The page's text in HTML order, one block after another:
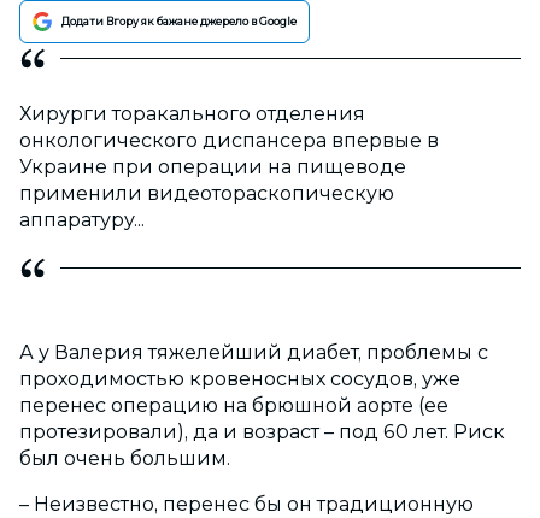
Додати Вгору як бажане джерело в Google
Хирурги торакального отделения
онкологического диспансера впервые в
Украине при операции на пищеводе
применили видеотораскопическую
аппаратуру...
А у Валерия тяжелейший диабет, проблемы с
проходимостью кровеносных сосудов, уже
перенес операцию на брюшной аорте (ее
протезировали), да и возраст – под 60 лет. Риск
был очень большим.
– Неизвестно, перенес бы он традиционную